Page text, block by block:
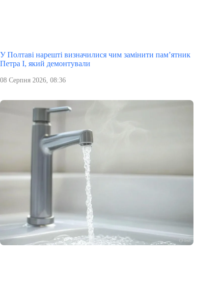
У Полтаві нарешті визначилися чим замінити пам’ятник
Петра І, який демонтували
08 Серпня 2026, 08:36